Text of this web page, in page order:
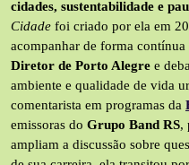
cidades, sustentabilidade e
Cidade foi criado por ela em
acompanhar de forma contínua
Diretor de Porto Alegre e
ambiente e qualidade de vida
comentarista em programas da
emissoras do Grupo Band RS,
ampliam a discussão sobre